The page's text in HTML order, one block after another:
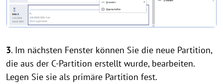
3. Im nächsten Fenster können Sie die neue Partition,
die aus der C-Partition erstellt wurde, bearbeiten.
Legen Sie sie als primäre Partition fest.